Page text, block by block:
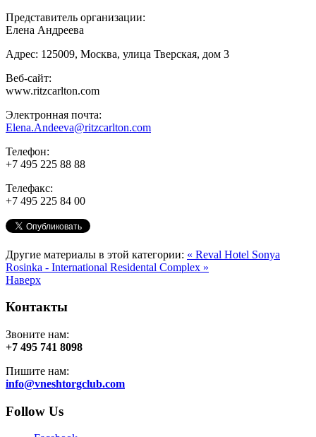
Представитель организации:
Елена Андреева
Адрес: 125009, Москва, улица Тверская, дом 3
Веб-сайт:
www.ritzcarlton.com
Электронная почта:
Elena.Andeeva@ritzcarlton.com
Телефон:
+7 495 225 88 88
Телефакс:
+7 495 225 84 00
Другие материалы в этой категории: « Reval Hotel Sonya
Rosinka - International Residental Complex »
Наверх
Контакты
Звоните нам:
+7 495 741 8098
Пишите нам:
info@vneshtorgclub.com
Follow Us